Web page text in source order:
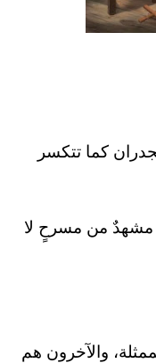
كما تتكسر
مشهدٌ من مسرحٍ لا
والآخرون هم